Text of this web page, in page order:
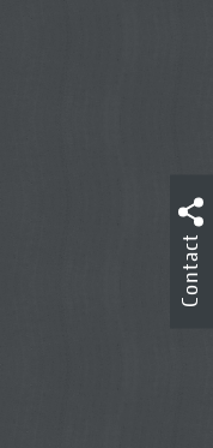
Contact